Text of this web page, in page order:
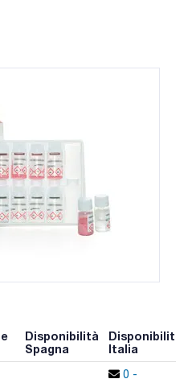
Disponibilità
Spagna
Disponibilità
Italia
0 -